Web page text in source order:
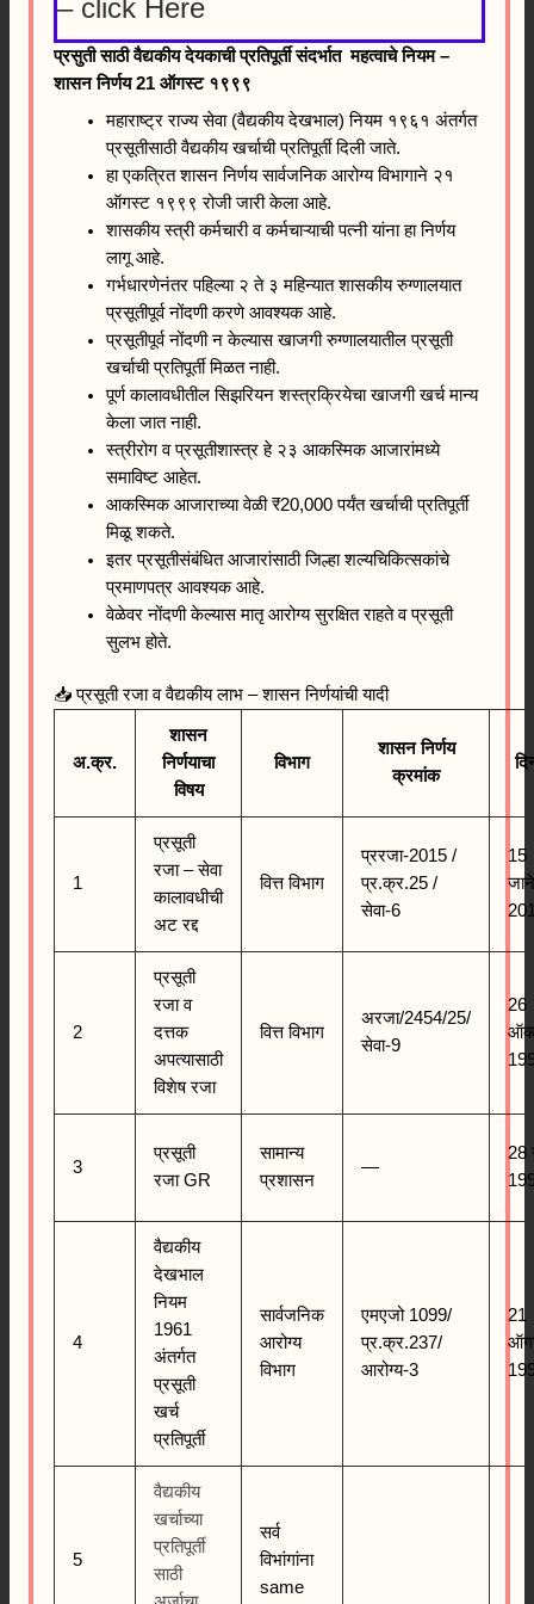
– click Here
प्रसुती साठी वैद्यकीय देयकाची प्रतिपूर्ती संदर्भात महत्वाचे नियम –
शासन निर्णय 21 ऑगस्ट १९९९
महाराष्ट्र राज्य सेवा (वैद्यकीय देखभाल) नियम १९६१ अंतर्गत
प्रसूतीसाठी वैद्यकीय खर्चाची प्रतिपूर्ती दिली जाते.
हा एकत्रित शासन निर्णय सार्वजनिक आरोग्य विभागाने २१
ऑगस्ट १९९९ रोजी जारी केला आहे.
शासकीय स्त्री कर्मचारी व कर्मचाऱ्याची पत्नी यांना हा निर्णय
लागू आहे.
गर्भधारणेनंतर पहिल्या २ ते ३ महिन्यात शासकीय रुग्णालयात
प्रसूतीपूर्व नोंदणी करणे आवश्यक आहे.
प्रसूतीपूर्व नोंदणी न केल्यास खाजगी रुग्णालयातील प्रसूती
खर्चाची प्रतिपूर्ती मिळत नाही.
पूर्ण कालावधीतील सिझरियन शस्त्रक्रियेचा खाजगी खर्च मान्य
केला जात नाही.
स्त्रीरोग व प्रसूतीशास्त्र हे २३ आकस्मिक आजारांमध्ये
समाविष्ट आहेत.
आकस्मिक आजाराच्या वेळी ₹20,000 पर्यंत खर्चाची प्रतिपूर्ती
मिळू शकते.
इतर प्रसूतीसंबंधित आजारांसाठी जिल्हा शल्यचिकित्सकांचे
प्रमाणपत्र आवश्यक आहे.
वेळेवर नोंदणी केल्यास मातृ आरोग्य सुरक्षित राहते व प्रसूती
सुलभ होते.
📥 प्रसूती रजा व वैद्यकीय लाभ – शासन निर्णयांची यादी
अ.क्र.
शासन
निर्णयाचा
विषय
विभाग
शासन निर्णय
क्रमांक
1
प्रसूती
रजा – सेवा
कालावधीची
अट रद्द
वित्त विभाग
प्ररजा-2015 /
प्र.क्र.25 /
सेवा-6
15
2
प्रसूती
रजा व
दत्तक
अपत्यासाठी
विशेष रजा
वित्त विभाग
अरजा/2454/25/
सेवा-9
26
3
प्रसूती
रजा GR
सामान्य
प्रशासन
—
28
4
वैद्यकीय
देखभाल
नियम
1961
अंतर्गत
प्रसूती
खर्च
प्रतिपूर्ती
सार्वजनिक
आरोग्य
विभाग
एमएजो 1099/
प्र.क्र.237/
आरोग्य-3
21
5
वैद्यकीय
खर्चाच्या
प्रतिपूर्ती
साठी
सर्व
विभांगांना
same